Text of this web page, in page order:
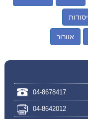
יסודות
אוורור
04-8678417
04-8642012